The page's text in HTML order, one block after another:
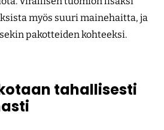
myös suuri mainehaitta, ja
pakotteiden kohteeksi.
tahallisesti